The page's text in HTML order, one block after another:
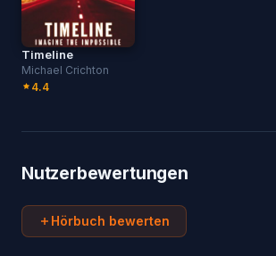
Timeline
Michael Crichton
4.4
Nutzerbewertungen
Hörbuch bewerten